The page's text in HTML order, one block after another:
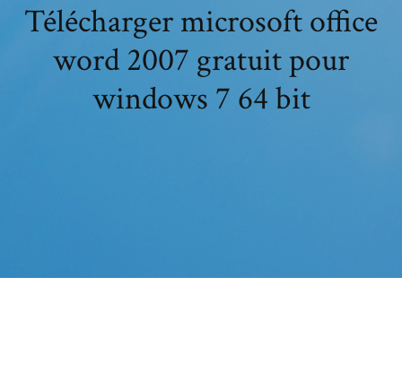
Télécharger microsoft office
word 2007 gratuit pour
windows 7 64 bit